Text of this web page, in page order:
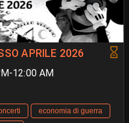
APRILE 2026
12:00 AM
economia di guerra